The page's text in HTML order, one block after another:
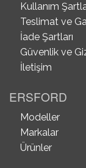
Kullanım
Teslimat ve
İade Şartları
Güvenlik ve
İletişim
ERSFORD
Modeller
Markalar
Ürünler